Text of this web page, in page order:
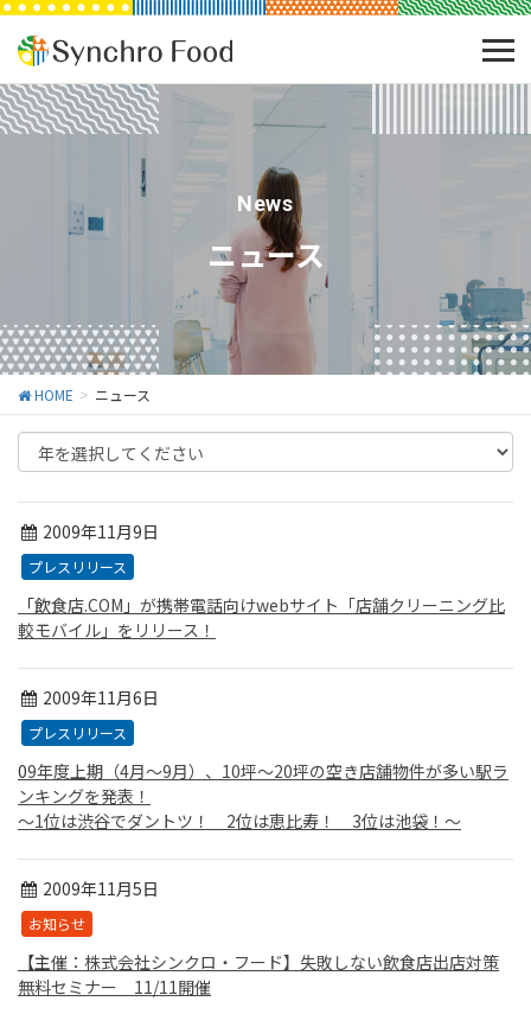
News
ニュース
HOME ニュース
2009年11月9日
プレスリリース
「飲食店.COM」が携帯電話向けwebサイト「店舗クリーニング比
較モバイル」をリリース！
2009年11月6日
プレスリリース
09年度上期（4月〜9月）、10坪〜20坪の空き店舗物件が多い駅ラ
ンキングを発表！
〜1位は渋谷でダントツ！ 2位は恵比寿！ 3位は池袋！〜
2009年11月5日
お知らせ
【主催：株式会社シンクロ・フード】失敗しない飲食店出店対策
無料セミナー 11/11開催